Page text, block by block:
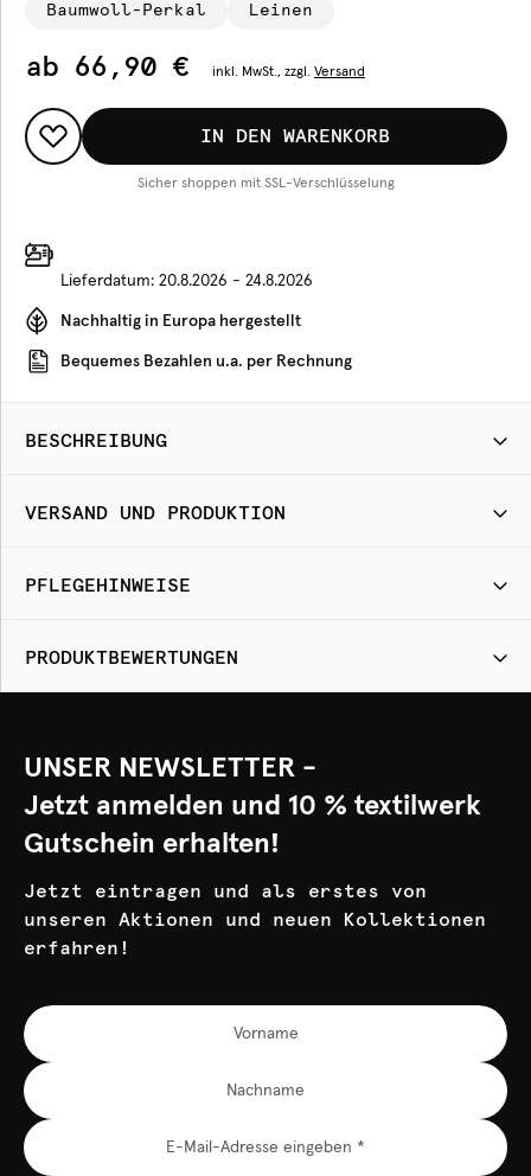
Baumwoll-Perkal Leinen
ab 66,90 € inkl. MwSt., zzgl. Versand
IN DEN WARENKORB
Sicher shoppen mit SSL-Verschlüsselung
Lieferdatum: 20.8.2026 - 24.8.2026
Nachhaltig in Europa hergestellt
Bequemes Bezahlen u.a. per Rechnung
BESCHREIBUNG
VERSAND UND PRODUKTION
PFLEGEHINWEISE
PRODUKTBEWERTUNGEN
UNSER NEWSLETTER -
Jetzt anmelden und 10 % textilwerk
Gutschein erhalten!
Jetzt eintragen und als erstes von
unseren Aktionen und neuen Kollektionen
erfahren!